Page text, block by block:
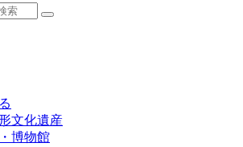
文化遺産
博物館